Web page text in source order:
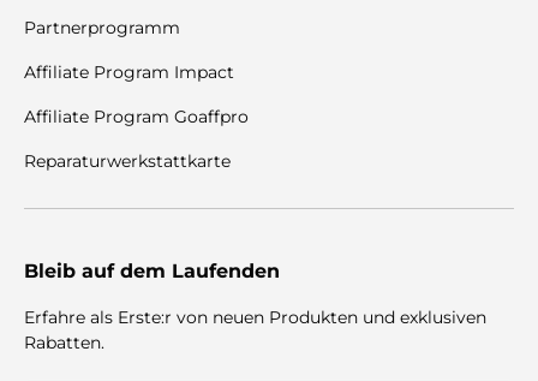
Partnerprogramm
Affiliate Program Impact
Affiliate Program Goaffpro
Reparaturwerkstattkarte
Bleib auf dem Laufenden
Erfahre als Erste:r von neuen Produkten und exklusiven
Rabatten.